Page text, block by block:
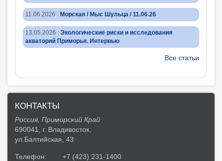
11.06.2026 : Морская / Мыс Шульца / 11.06.26
13.05.2026 : Экологические риски и исследования
акваторий Приморья. Интервью
Все статьи
КОНТАКТЫ
Россия, Приморский Край
690041, г. Владивосток,
ул.Балтийская, 43
Телефон:
+7 (423) 231-1400